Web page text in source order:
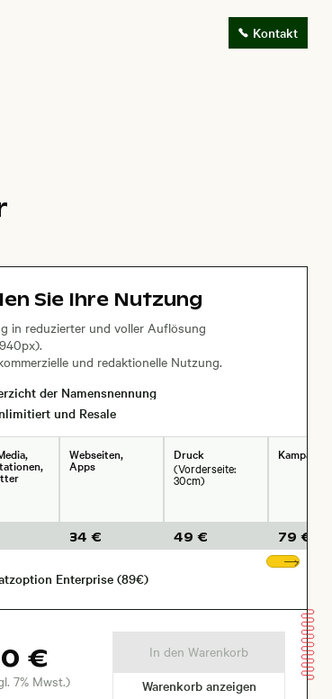
Kontakt
Lizenzinformationen springen
Sie Ihre Nutzung
in reduzierter und voller Auflösung
und redaktionelle Nutzung.
der Namensnennung
und Resale
Webseiten,
Apps
34 €
Druck
(Vorderseite:
30cm)
49 €
79 €
Enterprise (89€)
€
7% Mwst.)
In den Warenkorb
Warenkorb anzeigen